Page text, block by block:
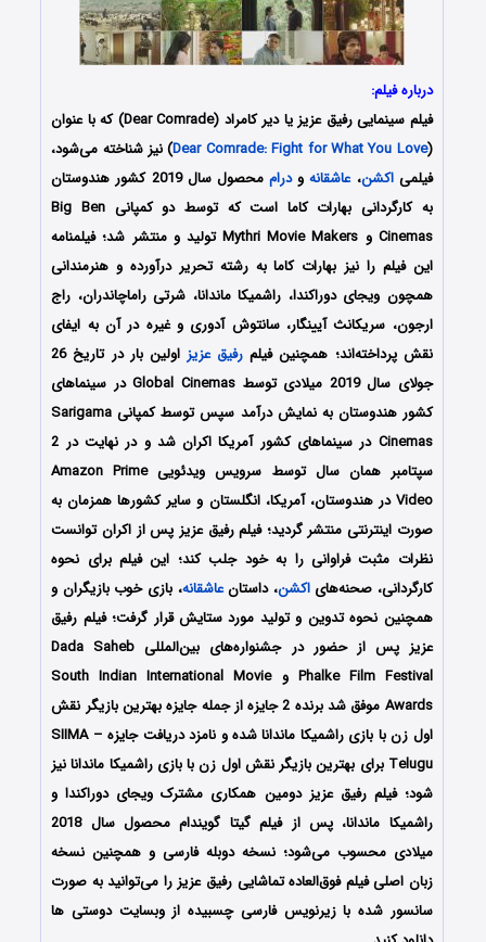
درباره فیلم:
فیلم سینمایی رفیق عزیز یا دیر کامراد (Dear Comrade) که با عنوان
(
Dear Comrade: Fight for What You Love) نیز شناخته می‌شود،
فیلمیاکشن،عاشقانهودرام
محصول سال 2019 کشور هندوستان
به کارگردانی بهارات کاما است که توسط دو کمپانی Big Ben
Cinemas و Mythri Movie Makers تولید و منتشر شد؛ فیلمنامه
این فیلم را نیز بهارات کاما به رشته تحریر درآورده و هنرمندانی
همچون ویجای دوراکندا، راشمیکا ماندانا، شرتی راماچاندران، راج
ارجون، سریکانث آیینگار، سانتوش آدوری و غیره در آن به ایفای
نقش پرداخته‌اند؛ همچنین فیلم رفیق عزیز اولین
بار در تاریخ 26
جولای سال 2019 میلادی توسط Global Cinemas در سینماهای
کشور هندوستان به نمایش درآمد سپس توسط کمپانی Sarigama
Cinemas در سینماهای کشور آمریکا اکران شد و در نهایت در 2
سپتامبر همان سال توسط سرویس ویدئویی Amazon Prime
Video در هندوستان، آمریکا، انگلستان و سایر کشورها همزمان به
صورت اینترنتی منتشر گردید؛ فیلم رفیق عزیز پس از اکران توانست
نظرات مثبت فراوانی را به خود جلب کند؛ این فیلم برای نحوه
کارگردانی، صحنه‌هایاکشن، داستانعاشقانه، بازی خوب بازیگران و
همچنین نحوه تدوین و تولید مورد ستایش قرار گرفت؛ فیلم رفیق
عزیز پس از حضور در جشنواره‌های بین‌المللی Dada Saheb
Phalke Film Festival و South Indian International Movie
Awards موفق شد برنده 2 جایزه از جمله جایزه بهترین بازیگر نقش
اول زن با بازی راشمیکا ماندانا شده و نامزد دریافت جایزه SIIMA –
Telugu برای بهترین بازیگر نقش اول زن با بازی راشمیکا ماندانا نیز
شود؛ فیلم رفیق عزیز دومین همکاری مشترک ویجای دوراکندا و
راشمیکا ماندانا، پس از فیلم گیتا گویندام محصول سال 2018
میلادی محسوب می‌شود؛ نسخه دوبله فارسی و همچنین نسخه
زبان اصلی فیلم فوق‌العاده تماشایی رفیق عزیز را می‌توانید به صورت
سانسور شده با زیرنویس فارسی چسبیده از وبسایت دوستی ها